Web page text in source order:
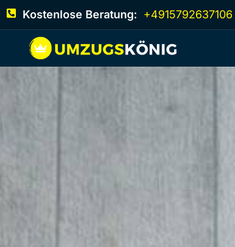
Kostenlose Beratung: +4915792637106